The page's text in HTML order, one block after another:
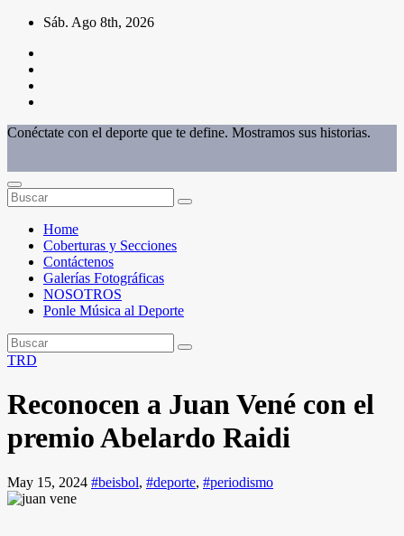
Saltar
contenido
Sáb. Ago 8th, 2026
Conéctate con el deporte que te define. Mostramos sus historias.
Home
Coberturas y Secciones
Contáctenos
Galerías Fotográficas
NOSOTROS
Ponle Música al Deporte
TRD
Reconocen a Juan Vené con el
premio Abelardo Raidi
May 15, 2024 #beisbol, #deporte, #periodismo